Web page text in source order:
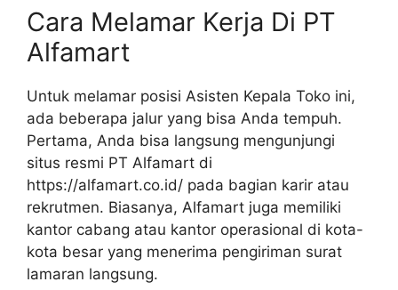
Cara Melamar Kerja Di PT
Alfamart
Untuk melamar posisi Asisten Kepala Toko ini,
ada beberapa jalur yang bisa Anda tempuh.
Pertama, Anda bisa langsung mengunjungi
situs resmi PT Alfamart di
https://alfamart.co.id/ pada bagian karir atau
rekrutmen. Biasanya, Alfamart juga memiliki
kantor cabang atau kantor operasional di kota-
kota besar yang menerima pengiriman surat
lamaran langsung.